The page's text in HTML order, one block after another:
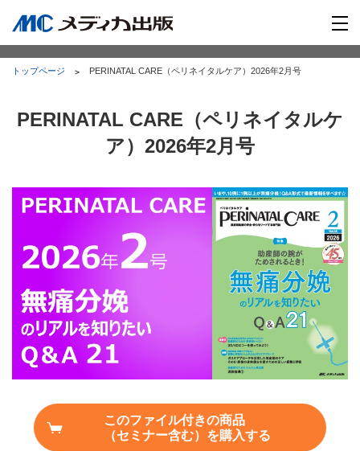
トップページ PERINATAL CARE（ペリネイタルケア）2026年2月号
PERINATAL CARE（ペリネイタルケ
ア）2026年2月号
このファイル付きの商品
（セミナー含む）を購入する